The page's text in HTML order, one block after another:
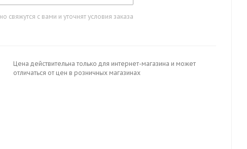
с вами и уточнят условия заказа
Цена действительна только для интернет-магазина и может
отличаться от цен в розничных магазинах